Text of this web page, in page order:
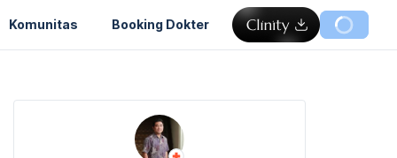
Komunitas Booking Dokter